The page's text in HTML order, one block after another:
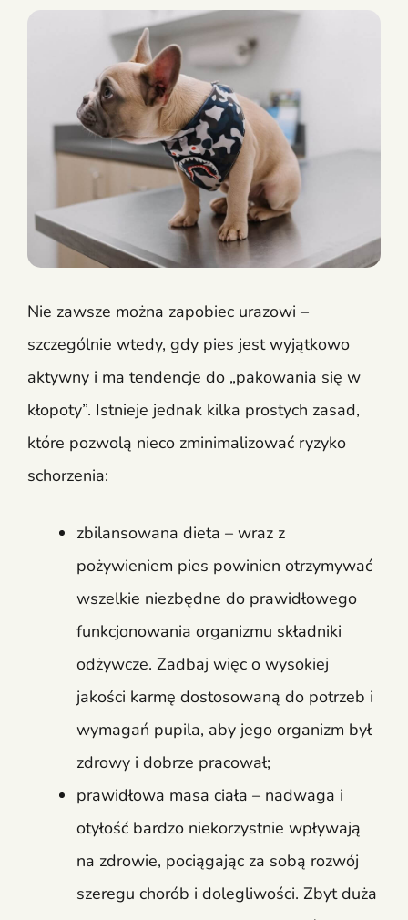
Nie zawsze można zapobiec urazowi –
szczególnie wtedy, gdy pies jest wyjątkowo
aktywny i ma tendencje do „pakowania się w
kłopoty”. Istnieje jednak kilka prostych zasad,
które pozwolą nieco zminimalizować ryzyko
schorzenia:
zbilansowana dieta – wraz z
pożywieniem pies powinien otrzymywać
wszelkie niezbędne do prawidłowego
funkcjonowania organizmu składniki
odżywcze. Zadbaj więc o wysokiej
jakości karmę dostosowaną do potrzeb i
wymagań pupila, aby jego organizm był
zdrowy i dobrze pracował;
prawidłowa masa ciała – nadwaga i
otyłość bardzo niekorzystnie wpływają
na zdrowie, pociągając za sobą rozwój
szeregu chorób i dolegliwości. Zbyt duża